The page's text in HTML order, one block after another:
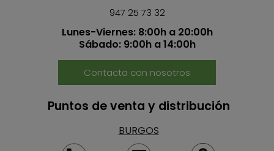
947 25 73 32
Lunes-Viernes: 8:00h a 20:00h
Sábado: 9:00h a 14:00h
Contacta con nosotros
Puntos de venta y distribución
BURGOS